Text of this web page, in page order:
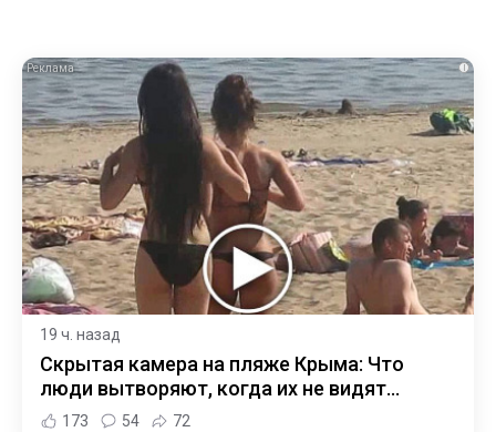
i
19 ч. назад
Скрытая камера на пляже Крыма: Что
люди вытворяют, когда их не видят...
173 54 72